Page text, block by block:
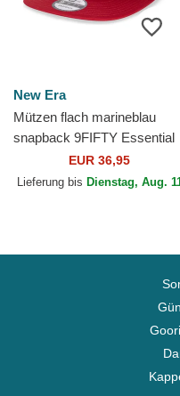
New Era
Mützen flach marineblau
snapback 9FIFTY Essential
der Atlanta Braves MLB von
New Era
EUR 36,95
Lieferung bis Dienstag, Aug.